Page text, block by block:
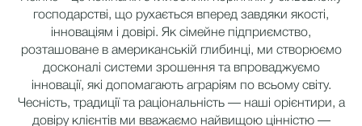
господарстві, що рухається вперед завдяки якості,
інноваціям і довірі. Як сімейне підприємство,
розташоване в американській глибинці, ми створюємо
досконалі системи зрошення та впроваджуємо
інновації, які допомагають аграріям по всьому світу.
Чесність, традиції та раціональність — наші орієнтири, а
довіру клієнтів ми вважаємо найвищою цінністю —